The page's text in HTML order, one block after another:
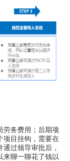
务费用；后期项
项目挂钩，需要在
过领导审批后，
来聊一聊花了钱以